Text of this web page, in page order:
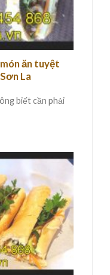
ăn tuyệt
La
biết cần phải